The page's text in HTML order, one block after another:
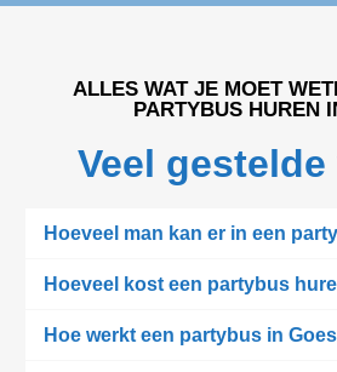
ALLES WAT JE MOET
PARTYBUS HUREN
Veel
Hoeveel man kan er in een
Hoeveel kost een partybus
Hoe werkt een partybus in